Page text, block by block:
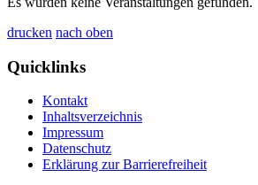
drucken nach oben
Quicklinks
Kontakt
Inhaltsverzeichnis
Impressum
Datenschutz
Erklärung zur Barrierefreiheit